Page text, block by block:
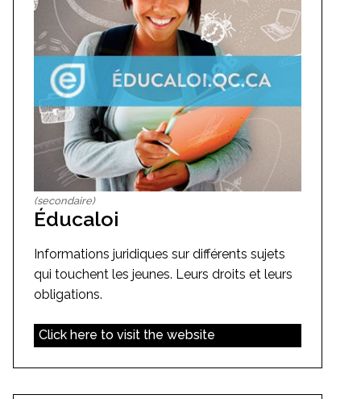
(secondaire)
Éducaloi
Informations juridiques sur différents sujets
qui touchent les jeunes. Leurs droits et leurs
obligations.
Click here to visit the website